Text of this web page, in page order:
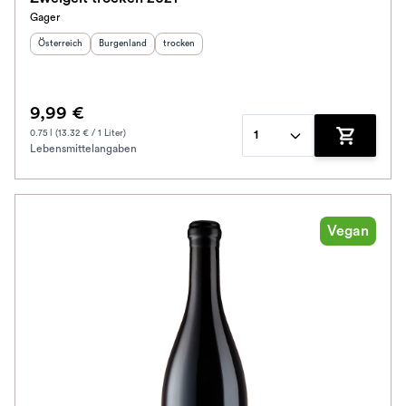
Gager
Herkunftsland
Österreich Herkunftsregion:
Burgenland Geschmack
trocken
9,99 €
0.75 l (13.32 € / 1 Liter)
Lebensmittelangaben
1
Zum
Vegan